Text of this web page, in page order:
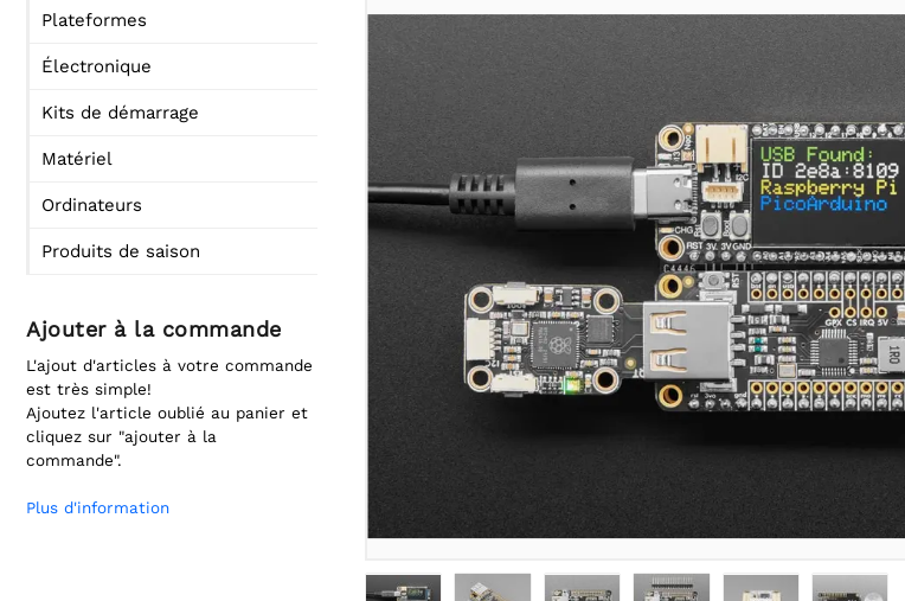
Plateformes
Électronique
Kits de démarrage
Matériel
Ordinateurs
Produits de saison
Ajouter à la commande
L'ajout d'articles à votre commande
est très simple!
Ajoutez l'article oublié au panier et
cliquez sur "ajouter à la
commande".
Plus d'information